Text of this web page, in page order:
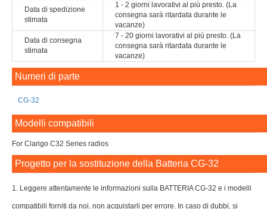
Data di spedizione
stimata
1 - 2 giorni lavorativi al più presto. (La
consegna sarà ritardata durante le
vacanze)
Data di consegna
stimata
7 - 20 giorni lavorativi al più presto. (La
consegna sarà ritardata durante le
vacanze)
Numeri di parte
CG-32
Modelli compatibili
For Clarigo C32 Series radios
Progetto per la sostituzione della Batteria CG-32
1. Leggere attentamente le informazioni sulla BATTERIA CG-32 e i modelli
compatibili forniti da noi, non acquistarli per errore. In caso di dubbi, si